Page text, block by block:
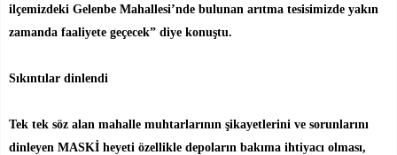
ilçemizdeki Gelenbe Mahallesi’nde bulunan arıtma tesisimizde yakın
zamanda faaliyete geçecek” diye konuştu.
Sıkıntılar dinlendi
Tek tek söz alan mahalle muhtarlarının şikayetlerini ve sorunlarını
dinleyen MASKİ heyeti özellikle depoların bakıma ihtiyacı olması,